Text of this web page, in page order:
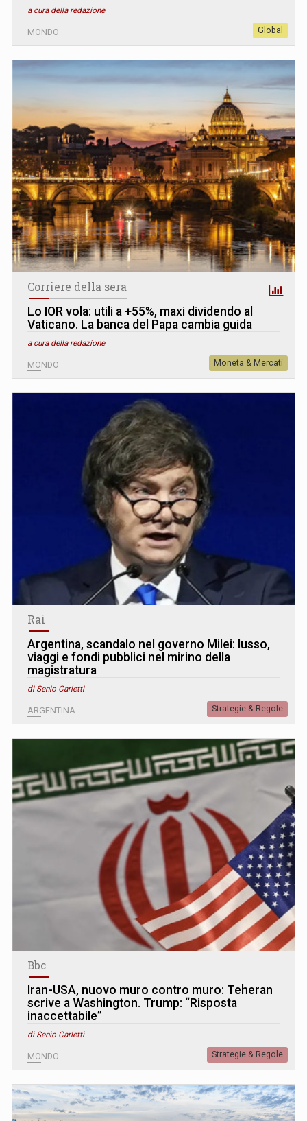
a cura della redazione
MONDO Global
Corriere della sera
Lo IOR vola: utili a +55%, maxi dividendo al
Vaticano. La banca del Papa cambia guida
a cura della redazione
MONDO Moneta & Mercati
Rai
Argentina, scandalo nel governo Milei: lusso,
viaggi e fondi pubblici nel mirino della
magistratura
di Senio Carletti
ARGENTINA Strategie & Regole
Bbc
Iran-USA, nuovo muro contro muro: Teheran
scrive a Washington. Trump: “Risposta
inaccettabile”
di Senio Carletti
MONDO Strategie & Regole